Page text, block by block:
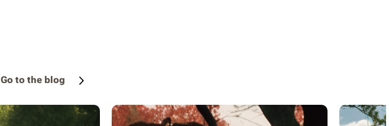
Go to the blog